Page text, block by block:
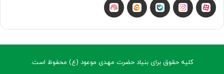
آپاراتاینستاگرام
بله ایتا شنوتو
کلیه حقوق برای بنیاد حضرت مهدی موعود (ع) محفوظ است.